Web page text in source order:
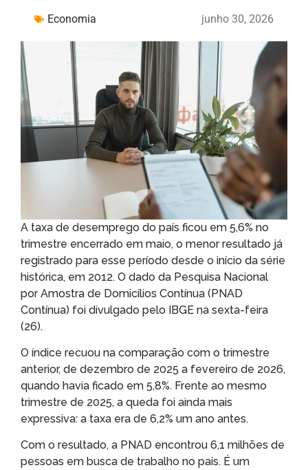
Economia junho 30, 2026
A taxa de desemprego do país ficou em 5,6% no
trimestre encerrado em maio, o menor resultado já
registrado para esse período desde o início da série
histórica, em 2012. O dado da Pesquisa Nacional
por Amostra de Domicílios Contínua (PNAD
Contínua) foi divulgado pelo IBGE na sexta-feira
(26).
O índice recuou na comparação com o trimestre
anterior, de dezembro de 2025 a fevereiro de 2026,
quando havia ficado em 5,8%. Frente ao mesmo
trimestre de 2025, a queda foi ainda mais
expressiva: a taxa era de 6,2% um ano antes.
Com o resultado, a PNAD encontrou 6,1 milhões de
pessoas em busca de trabalho no país. É um